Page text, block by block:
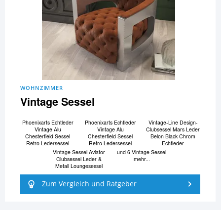
WOHNZIMMER
Vintage Sessel
Phoenixarts Echtleder
Vintage Alu
Chesterfield Sessel
Retro Ledersessel
Phoenixarts Echtleder
Vintage Alu
Chesterfield Sessel
Retro Ledersessel
Vintage-Line Design-
Clubsessel Mars Leder
Belon Black Chrom
Echtleder
Vintage Sessel Aviator
Clubsessel Leder &
Metall Loungesessel
und 6 Vintage Sessel
mehr...
Zum Vergleich und Ratgeber